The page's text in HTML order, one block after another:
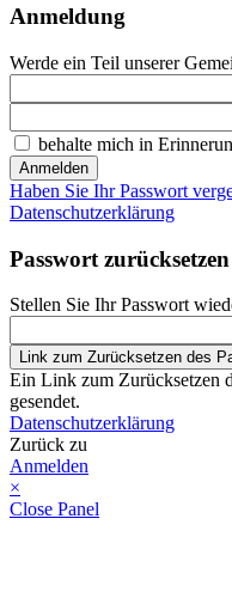
Anmeldung
Werde ein Teil unserer
behalte mich in
Anmelden
Haben Sie Ihr Passwort
Datenschutzerklärung
Passwort zurücksetzen
Stellen Sie Ihr Passwort
Link zum Zurücksetzen des
Ein Link zum Zurücksetzen
gesendet.
Datenschutzerklärung
Zurück zu
Anmelden
×
Close Panel